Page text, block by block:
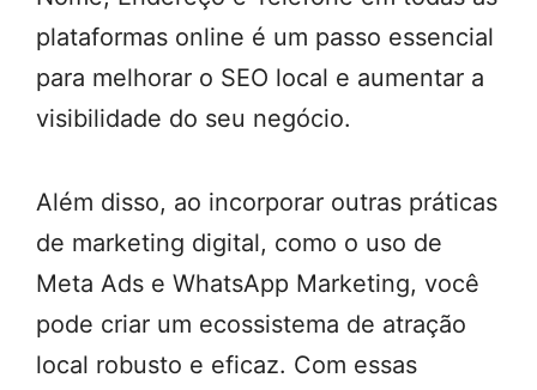
plataformas online é um passo essencial
para melhorar o SEO local e aumentar a
visibilidade do seu negócio.
Além disso, ao incorporar outras práticas
de marketing digital, como o uso de
Meta Ads e WhatsApp Marketing, você
pode criar um ecossistema de atração
local robusto e eficaz. Com essas